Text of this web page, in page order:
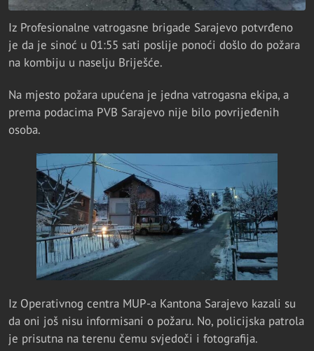
Iz Profesionalne vatrogasne brigade Sarajevo potvrđeno
je da je sinoć u 01:55 sati poslije ponoći došlo do požara
na kombiju u naselju Briješće.
Na mjesto požara upućena je jedna vatrogasna ekipa, a
prema podacima PVB Sarajevo nije bilo povrijeđenih
osoba.
Iz Operativnog centra MUP-a Kantona Sarajevo kazali su
da oni još nisu informisani o požaru. No, policijska patrola
je prisutna na terenu čemu svjedoči i fotografija.